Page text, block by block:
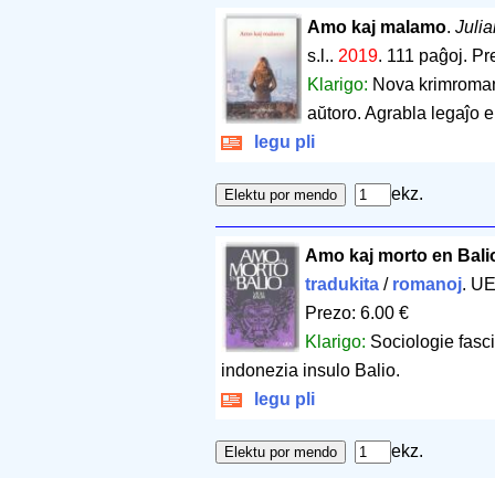
Amo kaj malamo.
s.l.. 2019. 111 paĝoj.
Klarigo: Nova
aŭtoro. Agrabla legaĵo
legu pli
ekz.
Amo kaj morto en
tradukita/ romanoj.
Prezo: 6.00 €
Klarigo: Sociologie
indonezia insulo Balio.
legu pli
ekz.